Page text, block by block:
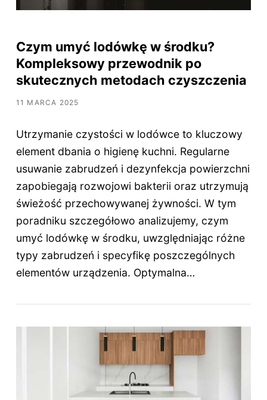
Czym umyć lodówkę w środku?
Kompleksowy przewodnik po
skutecznych metodach czyszczenia
11 MARCA 2025
Utrzymanie czystości w lodówce to kluczowy
element dbania o higienę kuchni. Regularne
usuwanie zabrudzeń i dezynfekcja powierzchni
zapobiegają rozwojowi bakterii oraz utrzymują
świeżość przechowywanej żywności. W tym
poradniku szczegółowo analizujemy, czym
umyć lodówkę w środku, uwzględniając różne
typy zabrudzeń i specyfikę poszczególnych
elementów urządzenia. Optymalna…